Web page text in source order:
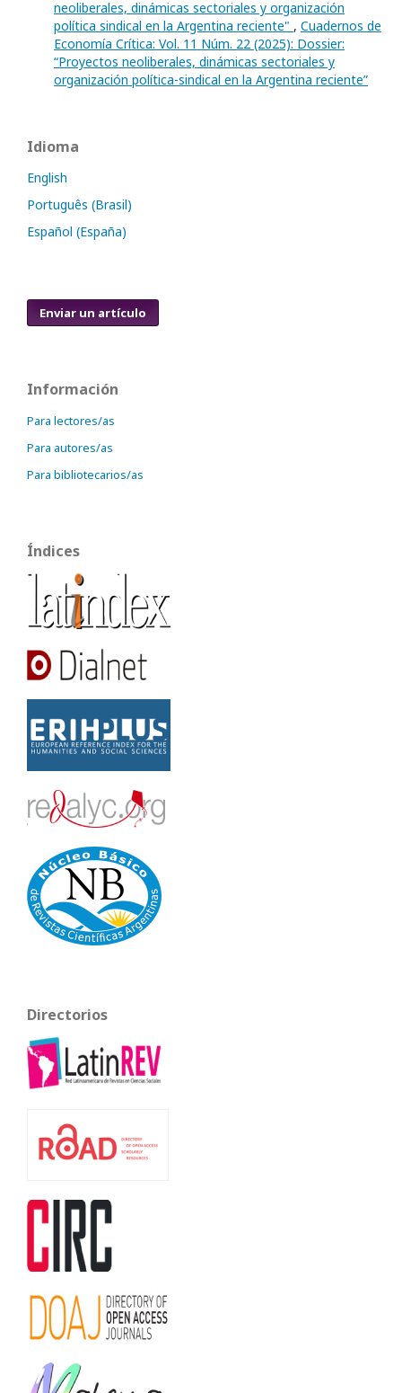
neoliberales, dinámicas sectoriales y organización
política sindical en la Argentina reciente" , Cuadernos de
Economía Crítica: Vol. 11 Núm. 22 (2025): Dossier:
“Proyectos neoliberales, dinámicas sectoriales y
organización política-sindical en la Argentina reciente”
Idioma
English
Português (Brasil)
Español (España)
Enviar un artículo
Información
Para lectores/as
Para autores/as
Para bibliotecarios/as
Índices
Directorios